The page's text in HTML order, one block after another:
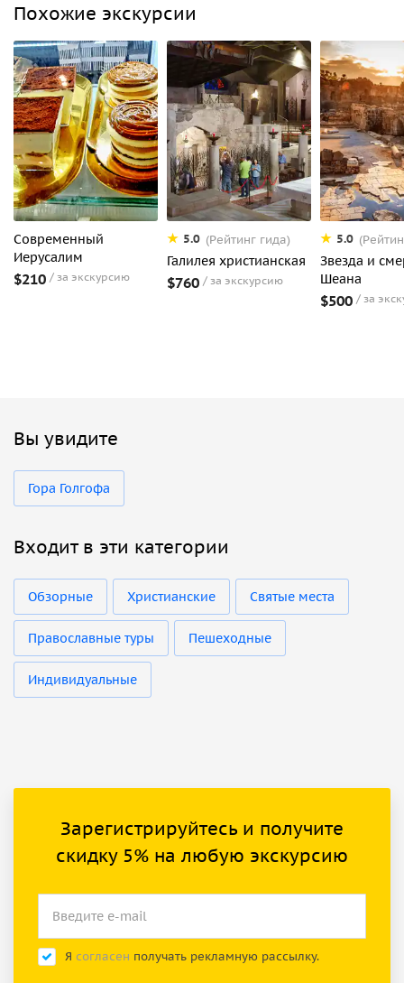
Похожие экскурсии
Современный
Иерусалим
$210 за экскурсию
5.0 (Рейтинг гида)
Галилея христианская
$760 за экскурсию
5.0
Звезда и
Шеана
$500 за
Вы увидите
Гора Голгофа
Входит в эти категории
Обзорные Христианские Святые места
Православные туры Пешеходные
Индивидуальные
Зарегистрируйтесь и получите
скидку 5% на любую экскурсию
Я согласен получать рекламную рассылку.